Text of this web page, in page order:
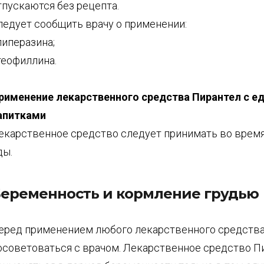
без рецепта.
сообщить врачу о применении:
лекарственного средства Пирантел с
средство следует принимать во
и кормление грудью
применением любого лекарственного
с врачом. Лекарственное средство